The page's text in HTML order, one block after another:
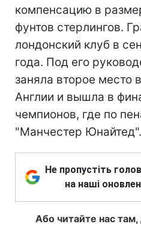
компенсацию в
фунтов стерлингов.
лондонский клуб в
года. Под его
заняла второе место
Англии и вышла в
чемпионов, где по
"Манчестер Юнайтед".
Не пропустіть
на наші
Або читайте нас